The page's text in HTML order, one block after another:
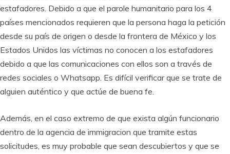
estafadores. Debido a que el parole humanitario para los 4
países mencionados requieren que la persona haga la petición
desde su país de origen o desde la frontera de México y los
Estados Unidos las víctimas no conocen a los estafadores
debido a que las comunicaciones con ellos son a través de
redes sociales o Whatsapp. Es difícil verificar que se trate de
alguien auténtico y que actúe de buena fe.
Además, en el caso extremo de que exista algún funcionario
dentro de la agencia de immigracion que tramite estas
solicitudes, es muy probable que sean descubiertos y que se